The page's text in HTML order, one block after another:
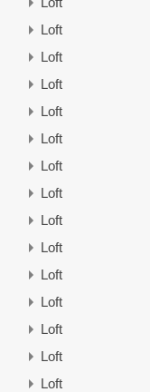
Loft
Loft
Loft
Loft
Loft
Loft
Loft
Loft
Loft
Loft
Loft
Loft
Loft
Loft